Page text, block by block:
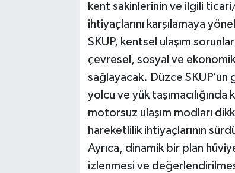
kent sakinlerinin ve ilgili
ihtiyaçlarını karşılamaya
SKUP, kentsel ulaşım
çevresel, sosyal ve
sağlayacak. Düzce
yolcu ve yük
motorsuz ulaşım modları
hareketlilik ihtiyaçlarının
Ayrıca, dinamik bir plan
izlenmesi ve